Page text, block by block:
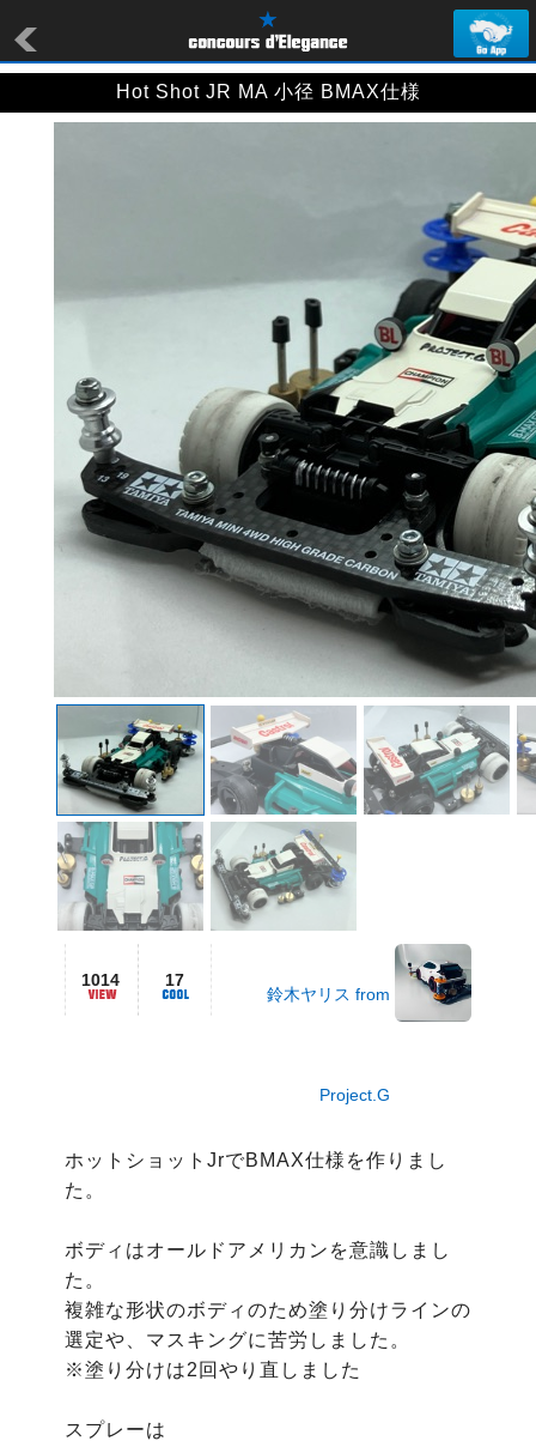
Hot Shot JR MA 小径 BMAX仕様
1014 17
鈴木ヤリス from
Project.G
ホットショットJrでBMAX仕様を作りまし
た。
ボディはオールドアメリカンを意識しまし
た。
複雑な形状のボディのため塗り分けラインの
選定や、マスキングに苦労しました。
※塗り分けは2回やり直しました
スプレーは